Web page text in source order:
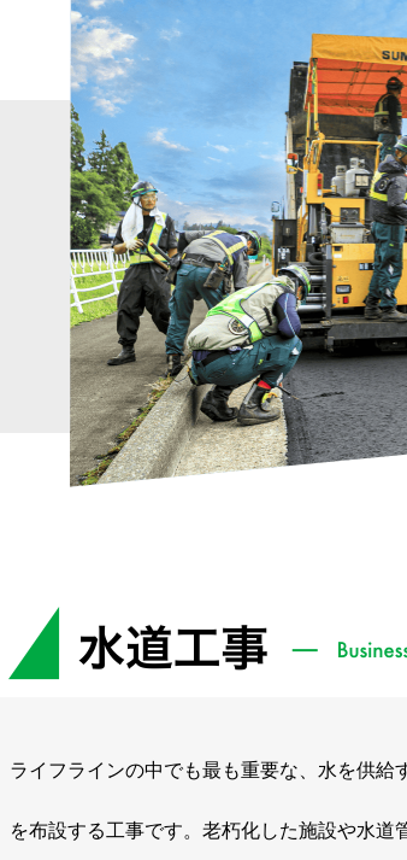
ライフラインの中でも最も重要な、水を供給
を布設する工事です。老朽化した施設や水道